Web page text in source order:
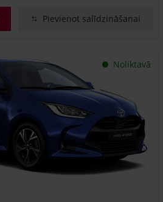
Pievienot salīdzināšanai
Noliktavā